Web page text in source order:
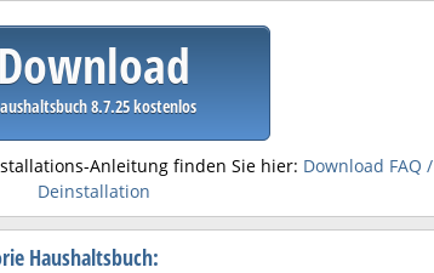
8.7.25 kostenlos
Anleitung finden Sie hier: Download FAQ /
Deinstallation
Haushaltsbuch: